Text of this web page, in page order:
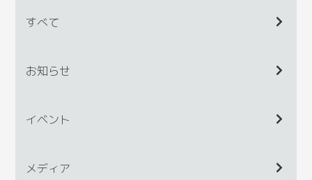
すべて
お知らせ
イベント
メディア